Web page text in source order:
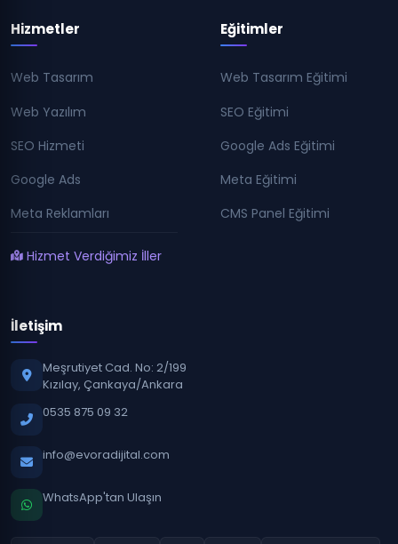
Hizmetler
Web Tasarım
Web Yazılım
SEO Hizmeti
Google Ads
Meta Reklamları
Hizmet Verdiğimiz İller
Eğitimler
Web Tasarım Eğitimi
SEO Eğitimi
Google Ads Eğitimi
Meta Eğitimi
CMS Panel Eğitimi
İletişim
Meşrutiyet Cad. No: 2/199
Kızılay, Çankaya/Ankara
0535 875 09 32
info@evoradijital.com
WhatsApp'tan Ulaşın